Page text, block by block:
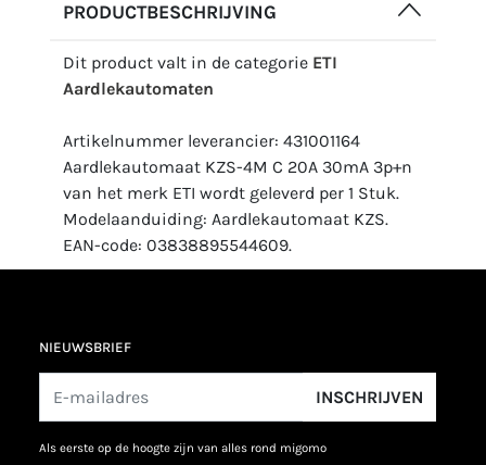
PRODUCTBESCHRIJVING
Dit product valt in de categorie ETI
Aardlekautomaten
Artikelnummer leverancier: 431001164
Aardlekautomaat KZS-4M C 20A 30mA 3p+n
van het merk ETI wordt geleverd per 1 Stuk.
Modelaanduiding: Aardlekautomaat KZS.
EAN-code: 03838895544609.
NIEUWSBRIEF
INSCHRIJVEN
als eerste op de hoogte zijn van alles rond migomo